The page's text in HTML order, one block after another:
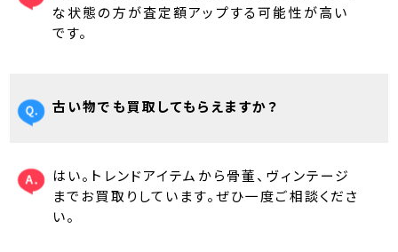
な状態の方が査定額アップする可能性が高い
です。
古い物でも買取してもらえますか？
はい。トレンドアイテムから骨董、ヴィンテージ
までお買取りしています。ぜひ一度ご相談くださ
い。